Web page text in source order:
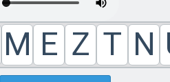
M E Z T N